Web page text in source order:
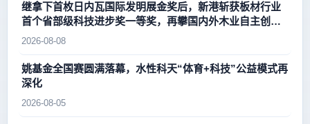
继拿下首枚日内瓦国际发明展金奖后，新港斩获板材行业
首个省部级科技进步奖一等奖，再攀国内外木业自主创新
新高峰
2026-08-08
姚基金全国赛圆满落幕，水性科天“体育+科技”公益模式再
深化
2026-08-05